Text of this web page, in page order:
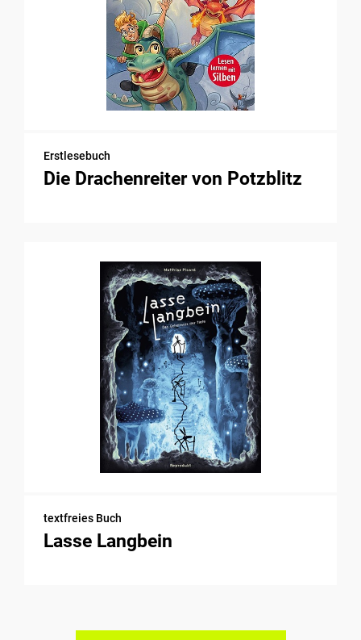
Erstlesebuch
Die Drachenreiter von Potzblitz
textfreies Buch
Lasse Langbein